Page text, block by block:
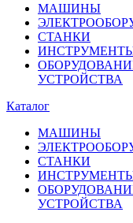
МАШИНЫ
СТАНКИ
УСТРОЙСТВА
Каталог
МАШИНЫ
СТАНКИ
УСТРОЙСТВА